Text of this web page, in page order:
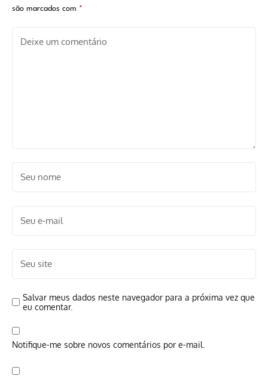
são marcados com *
Salvar meus dados neste navegador para a próxima vez que
eu comentar.
Notifique-me sobre novos comentários por e-mail.